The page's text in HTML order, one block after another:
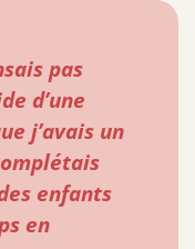
pas
d’une
j’avais un
enfants
en